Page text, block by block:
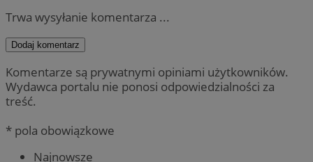
Trwa wysyłanie komentarza ...
Dodaj komentarz
Komentarze są prywatnymi opiniami użytkowników.
Wydawca portalu nie ponosi odpowiedzialności za
treść.
* pola obowiązkowe
Najnowsze